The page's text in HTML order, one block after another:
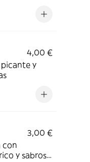
4,00 €
picante y
3,00 €
con
y sabroso